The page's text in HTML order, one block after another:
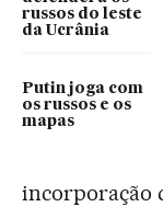
russos do leste
da Ucrânia
Putin joga com
os russos e os
mapas
incorporação